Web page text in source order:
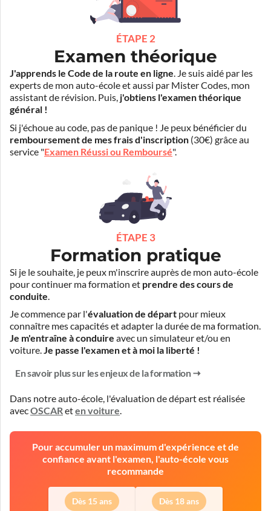
ÉTAPE 2
Examen théorique
J'apprends le Code de la route en ligne. Je suis aidé par les
experts de mon auto-école et aussi par Mister Codes, mon
assistant de révision. Puis, j'obtiens l'examen théorique
général !
Si j'échoue au code, pas de panique ! Je peux bénéficier du
remboursement de mes frais d'inscription (30€) grâce au
service "Examen Réussi ou Remboursé".
ÉTAPE 3
Formation pratique
Si je le souhaite, je peux m'inscrire auprès de mon auto-école
pour continuer ma formation et prendre des cours de
conduite.
Je commence par l'évaluation de départ pour mieux
connaître mes capacités et adapter la durée de ma formation.
Je m'entraîne à conduire avec un simulateur et/ou en
voiture.Je passe l'examen et à moi la liberté !
En savoir plus sur les enjeux de la formation
Dans notre auto-école, l'évaluation de départ est réalisée
avecOSCAReten voiture.
Pour accumuler un maximum d'expérience et de
confiance avant l'examen, l'auto-école vous
recommande
Dès 15 ans Dès 18 ans